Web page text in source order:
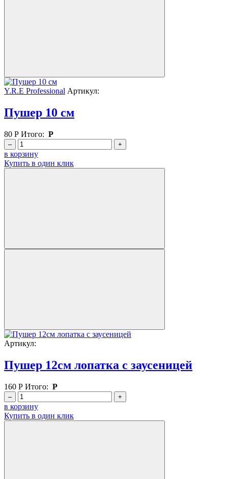
Y.R.E Professional Артикул:
Пушер 10 см
80 Р Итого: Р
– +
в корзину
Купить в один клик
Артикул:
Пушер 12см лопатка с заусеницей
160 Р Итого: Р
– +
в корзину
Купить в один клик